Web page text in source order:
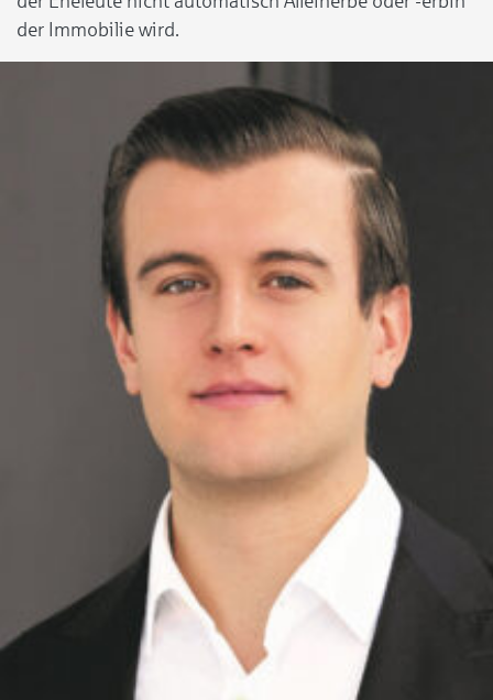
der Immobilie wird.